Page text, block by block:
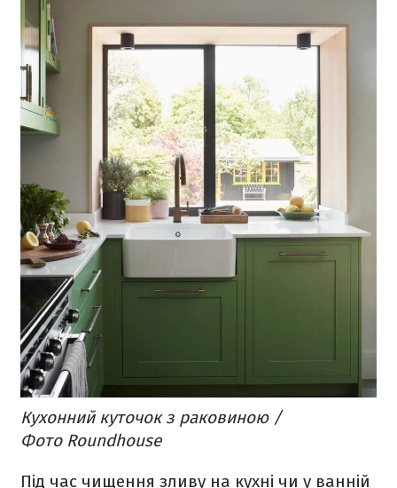
Кухонний куточок з раковиною /
Фото Roundhouse
Під час чищення зливу на кухні чи у ванній